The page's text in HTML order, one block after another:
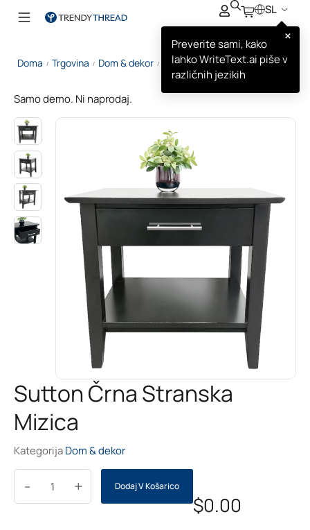
SL
×
Preverite sami, kako
lahko WriteText.ai piše v
različnih jezikih
Doma / Trgovina / Dom & dekor / Sutton Črna Stranska Mizica
Samo demo. Ni naprodaj.
Sutton Črna Stranska
Mizica
KategorijaDom & dekor
+
- Dodaj V Košarico
$0.00